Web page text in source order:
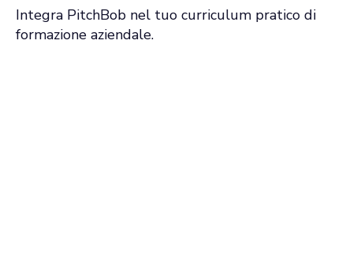
Integra PitchBob nel tuo curriculum pratico di
formazione aziendale.